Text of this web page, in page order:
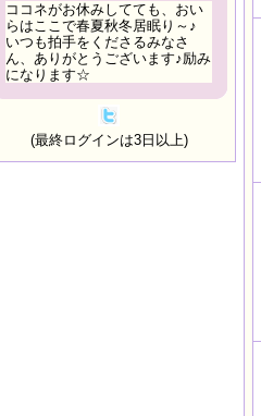
ココネがお休みしてても、おい
らはここで春夏秋冬居眠り～♪
いつも拍手をくださるみなさ
ん、ありがとうございます♪励み
になります☆
(最終ログインは3日以上)